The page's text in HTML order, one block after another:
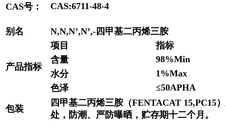
CAS号：
CAS:6711-48-4
别名 N,N,N’,N’,-四甲基二丙烯三胺
产品指标
项目
指标
含量
98%Min
水分
1%Max
色泽
≤50APHA
包装
四甲基二丙烯三胺（FENTACAT 15,PC15
处，防潮、严防曝晒，贮存期十二个月。